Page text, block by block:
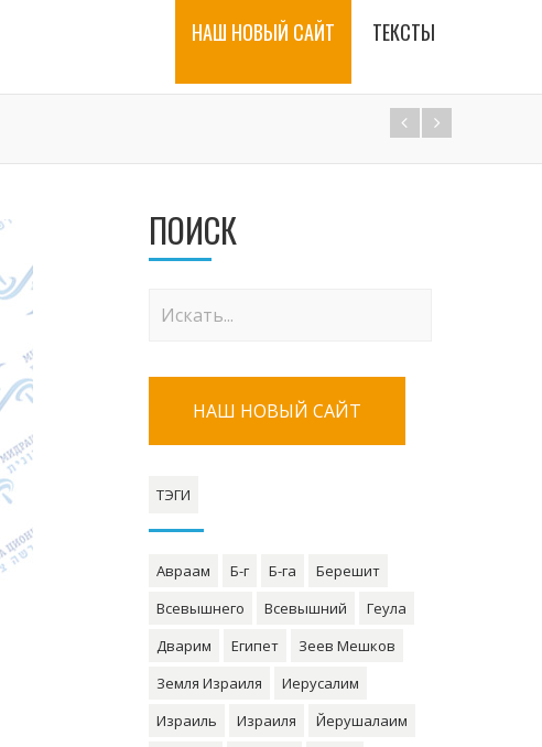
НАШ НОВЫЙ САЙТ ТЕКСТЫ
ПОИСК
НАШ НОВЫЙ САЙТ
ТЭГИ
Авраам Б-г Б-га
Берешит
Всевышнего
Всевышний
Геула
Дварим
Египет
Зеев Мешков
Земля Израиля
Иерусалим
Израиль
Израиля
Йерушалаим